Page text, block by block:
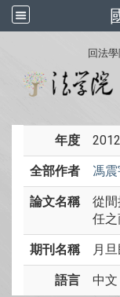
回法
年度 2012
全部作者 馮震
論文名稱
從
任
期刊名稱 月
語言 中文